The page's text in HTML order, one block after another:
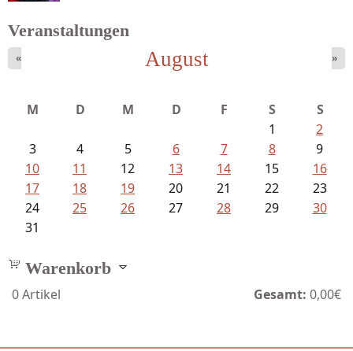
Mayer König, Wolfgang - Dichtungen...
Veranstaltungen
August
« »
M D M D F S
S
1
2
3
4 5 6 7 8
9
10
11 12 13 14 15
16
17
18 19 20 21 22
23
24
25 26 27 28 29
30
31
Warenkorb
0Artikel Gesamt: 0,00€